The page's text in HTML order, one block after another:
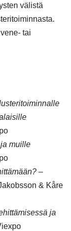
välistä
tai
muille
–
& Kåre
ja